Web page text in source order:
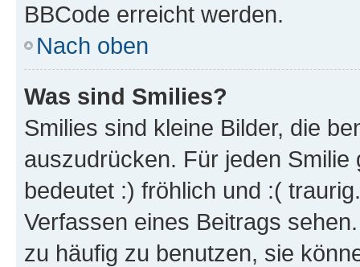
BBCode erreicht werden.
Nach oben
Was sind Smilies?
Smilies sind kleine Bilder, die
auszudrücken. Für jeden
bedeutet :) fröhlich und :(
Verfassen eines Beitrags
zu häufig zu benutzen, sie